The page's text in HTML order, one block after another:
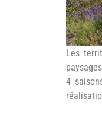
©Ludovic Gra
Les
4